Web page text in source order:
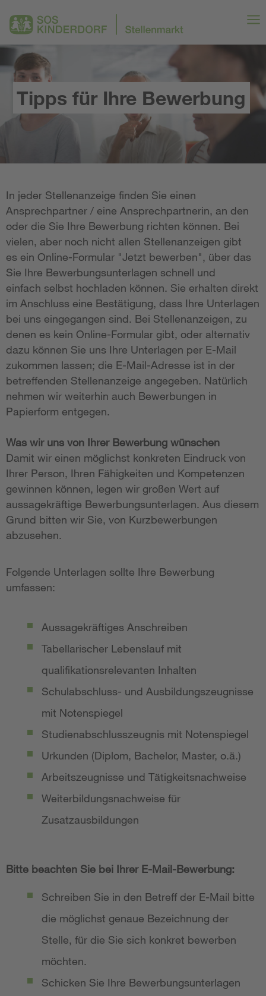
Tipps für Ihre Bewerbung
In jeder Stellenanzeige finden Sie einen
Ansprechpartner / eine Ansprechpartnerin, an den
oder die Sie Ihre Bewerbung richten können. Bei
vielen, aber noch nicht allen Stellenanzeigen gibt
es ein Online-Formular "Jetzt bewerben", über das
Sie Ihre Bewerbungsunterlagen schnell und
einfach selbst hochladen können. Sie erhalten direkt
im Anschluss eine Bestätigung, dass Ihre Unterlagen
bei uns eingegangen sind. Bei Stellenanzeigen, zu
denen es kein Online-Formular gibt, oder alternativ
dazu können Sie uns Ihre Unterlagen per E-Mail
zukommen lassen; die E-Mail-Adresse ist in der
betreffenden Stellenanzeige angegeben. Natürlich
nehmen wir weiterhin auch Bewerbungen in
Papierform entgegen.
Was wir uns von Ihrer Bewerbung wünschen
Damit wir einen möglichst konkreten Eindruck von
Ihrer Person, Ihren Fähigkeiten und Kompetenzen
gewinnen können, legen wir großen Wert auf
aussagekräftige Bewerbungsunterlagen. Aus diesem
Grund bitten wir Sie, von Kurzbewerbungen
abzusehen.
Folgende Unterlagen sollte Ihre Bewerbung
umfassen:
Aussagekräftiges Anschreiben
Tabellarischer Lebenslauf mit
qualifikationsrelevanten Inhalten
Schulabschluss- und Ausbildungszeugnisse
mit Notenspiegel
Studienabschlusszeugnis mit Notenspiegel
Urkunden (Diplom, Bachelor, Master, o.ä.)
Arbeitszeugnisse und Tätigkeitsnachweise
Weiterbildungsnachweise für
Zusatzausbildungen
Bitte beachten Sie bei Ihrer E-Mail-Bewerbung:
Schreiben Sie in den Betreff der E-Mail bitte
die möglichst genaue Bezeichnung der
Stelle, für die Sie sich konkret bewerben
möchten.
Schicken Sie Ihre Bewerbungsunterlagen